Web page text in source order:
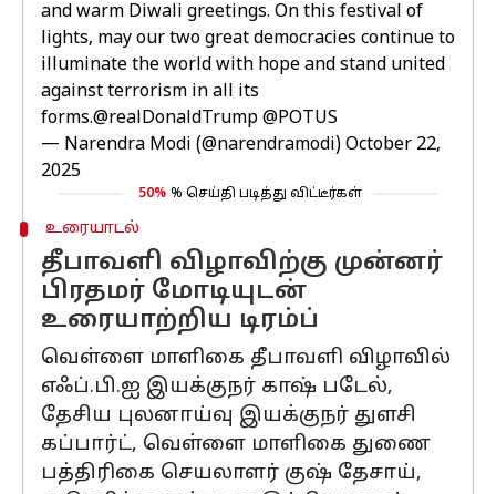
and warm Diwali greetings. On this festival of
lights, may our two great democracies continue to
illuminate the world with hope and stand united
against terrorism in all its
forms.@realDonaldTrump @POTUS
— Narendra Modi (@narendramodi) October 22,
2025
50% % செய்தி படித்து விட்டீர்கள்
உரையாடல்
தீபாவளி விழாவிற்கு முன்னர்
பிரதமர் மோடியுடன்
உரையாற்றிய டிரம்ப்
வெள்ளை மாளிகை தீபாவளி விழாவில்
எஃப்.பி.ஐ இயக்குநர் காஷ் படேல்,
தேசிய புலனாய்வு இயக்குநர் துளசி
கப்பார்ட், வெள்ளை மாளிகை துணை
பத்திரிகை செயலாளர் குஷ் தேசாய்,